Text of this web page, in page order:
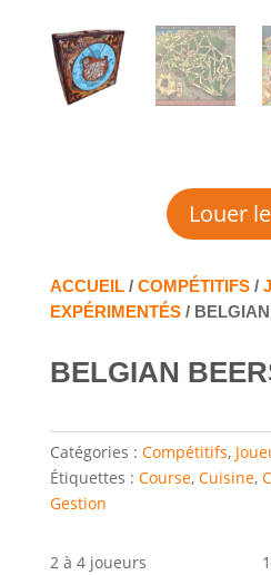
Louer
ACCUEIL/ COMPÉTITIFS/
EXPÉRIMENTÉS/
BELGIAN
Catégories : Compétitifs,
Étiquettes : Course, Cuisine,
Gestion
2 à 4 joueurs